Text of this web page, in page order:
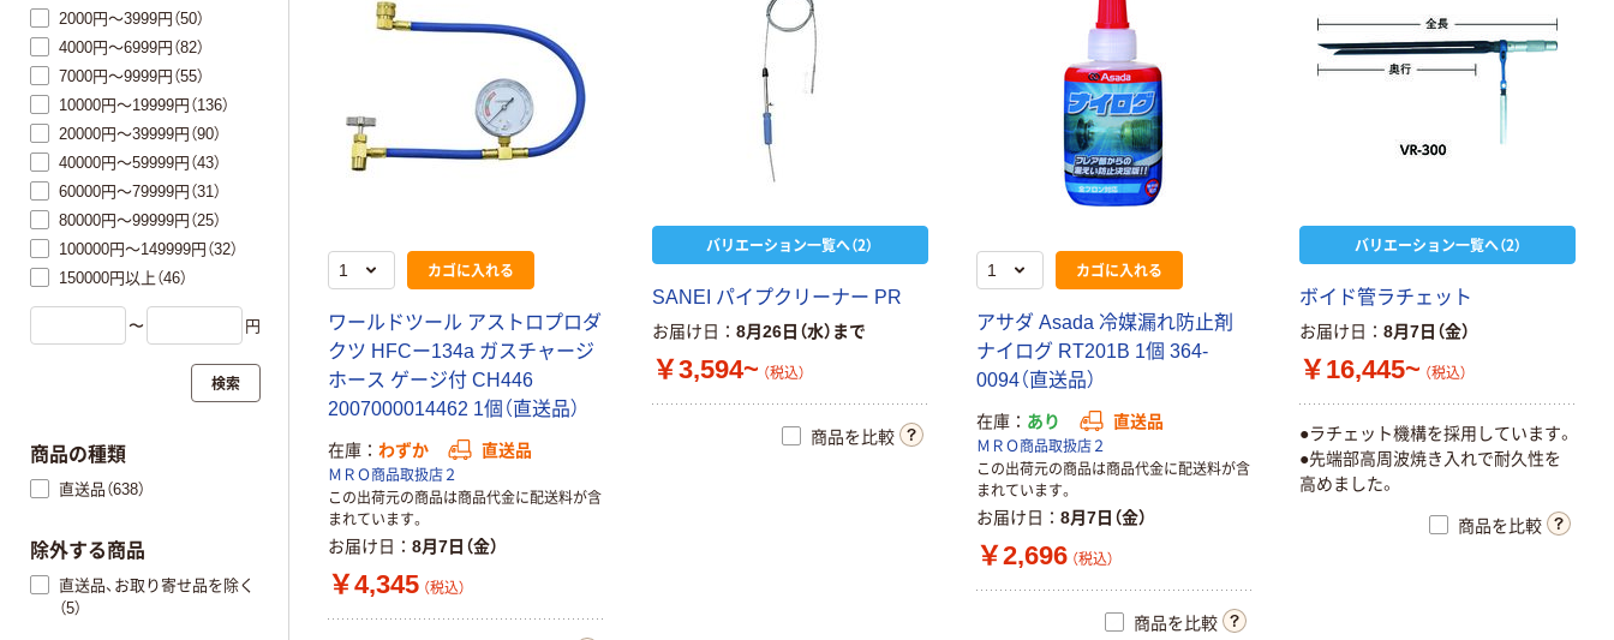
カゴに入れる
ワールドツール アストロプロダ
クツ HFCー134a ガスチャージ
ホース ゲージ付 CH446
2007000014462 1個（直送品）
在庫 わずか 直送品
ＭＲＯ商品取扱店２
この出荷元の商品は商品代金に配送料が含
まれています。
お届け日 8月7日（金）
￥4,345 （税込）
バリエーション一覧へ（2）
SANEI パイプクリーナー PR
お届け日 8月26日（水）まで
￥3,594~ （税込）
商品を比較
カゴに入れる
アサダ Asada 冷媒漏れ防止剤
ナイログ RT201B 1個 364-
0094（直送品）
在庫 あり 直送品
ＭＲＯ商品取扱店２
この出荷元の商品は商品代金に配送料が含
まれています。
お届け日 8月7日（金）
￥2,696 （税込）
商品を比較
バリエーション一覧へ（2）
ボイド管ラチェット
お届け日 8月7日（金）
￥16,445~ （税込）
●ラチェット機構を採用しています。
●先端部高周波焼き入れで耐久性を
高めました。
商品を比較
2000円～3999円（50）
4000円～6999円（82）
7000円～9999円（55）
10000円～19999円（136）
20000円～39999円（90）
40000円～59999円（43）
60000円～79999円（31）
80000円～99999円（25）
100000円～149999円（32）
150000円以上（46）
〜 円
検索
商品の種類
直送品（638）
除外する商品
直送品、お取り寄せ品を除く
（5）